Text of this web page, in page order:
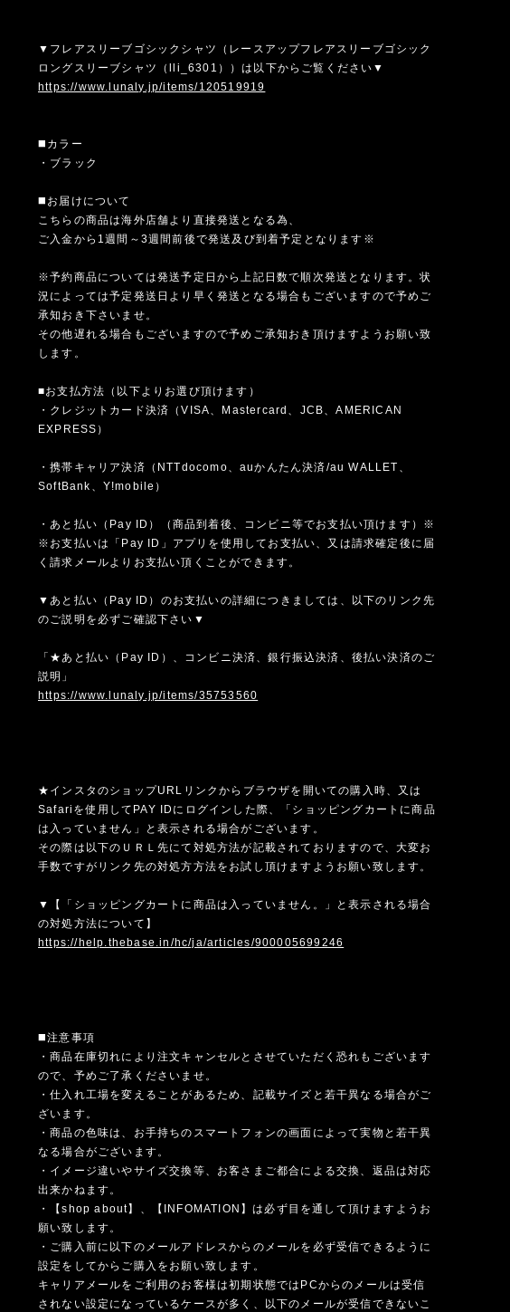
▼フレアスリーブゴシックシャツ（レースアップフレアスリーブゴシック
ロングスリーブシャツ（lli_6301））は以下からご覧ください▼
https://www.lunaly.jp/items/120519919
◼️カラー
・ブラック
◼️お届けについて
こちらの商品は海外店舗より直接発送となる為、
ご入金から1週間～3週間前後で発送及び到着予定となります※
※予約商品については発送予定日から上記日数で順次発送となります。状
況によっては予定発送日より早く発送となる場合もございますので予めご
承知おき下さいませ。
その他遅れる場合もございますので予めご承知おき頂けますようお願い致
します。
■お支払方法（以下よりお選び頂けます）
・クレジットカード決済（VISA、Mastercard、JCB、AMERICAN
EXPRESS）
・携帯キャリア決済（NTTdocomo、auかんたん決済/au WALLET、
SoftBank、Y!mobile）
・あと払い（Pay ID）（商品到着後、コンビニ等でお支払い頂けます）※
※お支払いは「Pay ID」アプリを使用してお支払い、又は請求確定後に届
く請求メールよりお支払い頂くことができます。
▼あと払い（Pay ID）のお支払いの詳細につきましては、以下のリンク先
のご説明を必ずご確認下さい▼
「★あと払い（Pay ID）、コンビニ決済、銀行振込決済、後払い決済のご
説明」
https://www.lunaly.jp/items/35753560
★インスタのショップURLリンクからブラウザを開いての購入時、又は
Safariを使用してPAY IDにログインした際、「ショッピングカートに商品
は入っていません」と表示される場合がございます。
その際は以下のＵＲＬ先にて対処方法が記載されておりますので、大変お
手数ですがリンク先の対処方方法をお試し頂けますようお願い致します。
▼【「ショッピングカートに商品は入っていません。」と表示される場合
の対処方法について】
https://help.thebase.in/hc/ja/articles/900005699246
◼️注意事項
・商品在庫切れにより注文キャンセルとさせていただく恐れもございます
ので、予めご了承くださいませ。
・仕入れ工場を変えることがあるため、記載サイズと若干異なる場合がご
ざいます。
・商品の色味は、お手持ちのスマートフォンの画面によって実物と若干異
なる場合がございます。
・イメージ違いやサイズ交換等、お客さまご都合による交換、返品は対応
出来かねます。
・【shop about】、【INFOMATION】は必ず目を通して頂けますようお
願い致します。
・ご購入前に以下のメールアドレスからのメールを必ず受信できるように
設定をしてからご購入をお願い致します。
キャリアメールをご利用のお客様は初期状態ではPCからのメールは受信
されない設定になっているケースが多く、以下のメールが受信できないこ